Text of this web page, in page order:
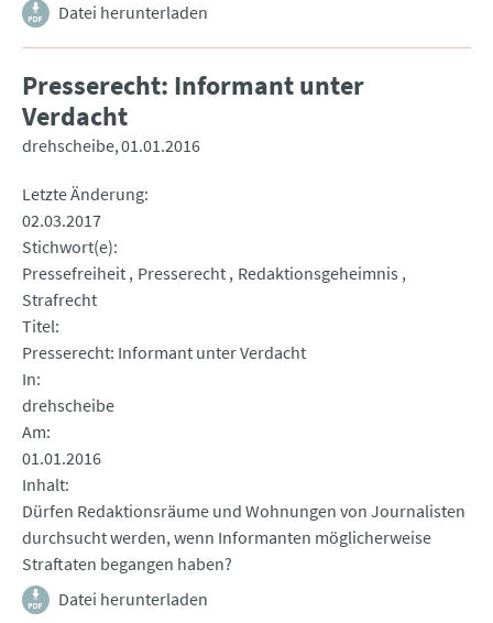
Datei herunterladen
Presserecht: Informant unter
Verdacht
drehscheibe 01.01.2016
Letzte Änderung
02.03.2017
Stichwort(e)
Pressefreiheit Presserecht Redaktionsgeheimnis
Strafrecht
Titel
Presserecht: Informant unter Verdacht
In
drehscheibe
Am
01.01.2016
Inhalt
Dürfen Redaktionsräume und Wohnungen von Journalisten
durchsucht werden, wenn Informanten möglicherweise
Straftaten begangen haben?
Datei herunterladen